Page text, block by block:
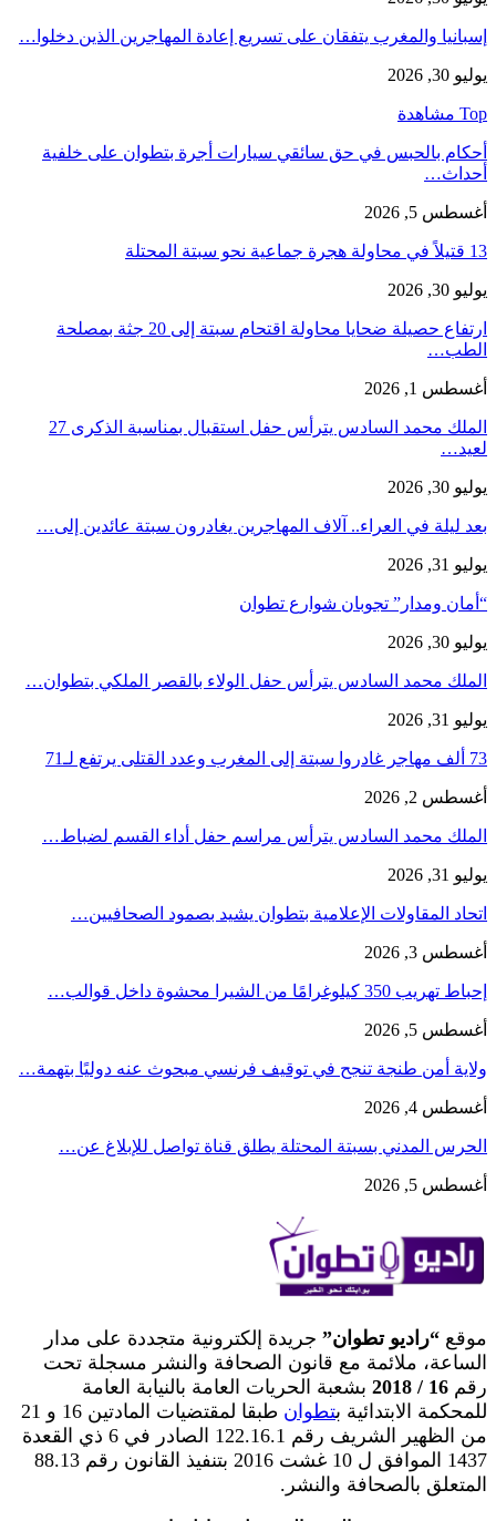
إسبانيا والمغرب يتفقان على تسريع إعادة المهاجرين الذين دخلوا…
يوليو 30, 2026
Top مشاهدة
أحكام بالحبس في حق سائقي سيارات أجرة بتطوان على خلفية
أحداث…
أغسطس 5, 2026
13 قتيلاً في محاولة هجرة جماعية نحو سبتة المحتلة
يوليو 30, 2026
ارتفاع حصيلة ضحايا محاولة اقتحام سبتة إلى 20 جثة بمصلحة
الطب…
أغسطس 1, 2026
الملك محمد السادس يترأس حفل استقبال بمناسبة الذكرى 27
لعيد…
يوليو 30, 2026
بعد ليلة في العراء.. آلاف المهاجرين يغادرون سبتة عائدين إلى…
يوليو 31, 2026
“أمان ومدار” تجوبان شوارع تطوان
يوليو 30, 2026
الملك محمد السادس يترأس حفل الولاء بالقصر الملكي بتطوان…
يوليو 31, 2026
73 ألف مهاجر غادروا سبتة إلى المغرب وعدد القتلى يرتفع لـ71
أغسطس 2, 2026
الملك محمد السادس يترأس مراسم حفل أداء القسم لضباط…
يوليو 31, 2026
اتحاد المقاولات الإعلامية بتطوان يشيد بصمود الصحافيين…
أغسطس 3, 2026
إحباط تهريب 350 كيلوغرامًا من الشيرا محشوة داخل قوالب…
أغسطس 5, 2026
ولاية أمن طنجة تنجح في توقيف فرنسي مبحوث عنه دوليًا بتهمة…
أغسطس 4, 2026
الحرس المدني بسبتة المحتلة يطلق قناة تواصل للإبلاغ عن…
أغسطس 5, 2026
موقع “راديو تطوان” جريدة إلكترونية متجددة على مدار
الساعة، ملائمة مع قانون الصحافة والنشر مسجلة تحت
رقم 16 / 2018
بشعبة الحريات العامة بالنيابة العامة
للمحكمة الابتدائية بتطوان
طبقا لمقتضيات المادتين 16 و 21
من الظهير الشريف رقم 122.16.1 الصادر في 6 ذي القعدة
1437 الموافق ل 10 غشت 2016 بتنفيذ القانون رقم 88.13
المتعلق بالصحافة والنشر.